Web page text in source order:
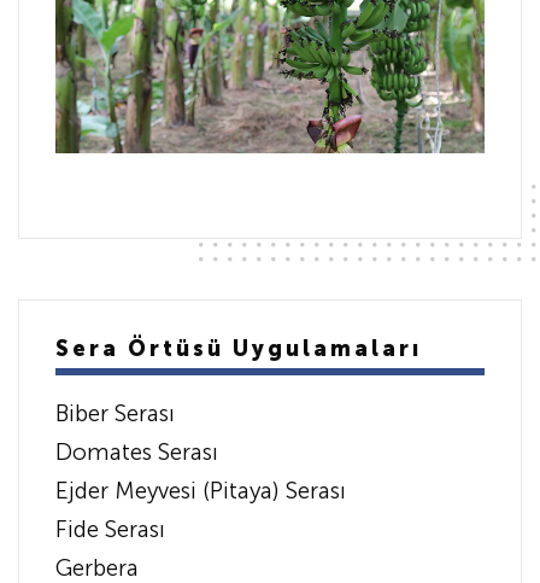
Sera Örtüsü Uygulamaları
Biber Serası
Domates Serası
Ejder Meyvesi (Pitaya) Serası
Fide Serası
Gerbera